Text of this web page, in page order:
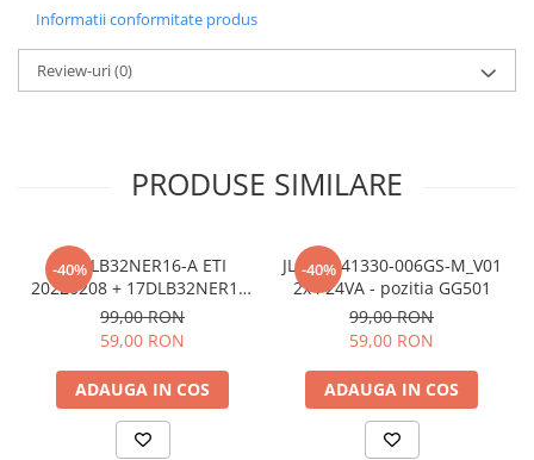
Informatii conformitate produs
Review-uri(0)
PRODUSE SIMILARE
-40%
17DLB32NER16-A ETI
20220208 + 17DLB32NER16-
B ETI 0220208 benzi /
barete led ieftine - pozitia
PX746 GG07 GG301 GG406
99,00 RON
59,00 RON
ADAUGA IN COS
-40%
JL.D24041330-006GS-M_V01
2x4 24VA - pozitia GG501
99,00 RON
59,00 RON
ADAUGA IN COS